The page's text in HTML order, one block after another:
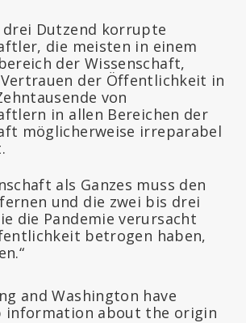
drei Dutzend korrupte
die meisten in einem
der Wissenschaft,
der Öffentlichkeit in
von
in allen Bereichen der
möglicherweise irreparabel
als Ganzes muss den
und die zwei bis drei
die Pandemie verursacht
betrogen haben,
and Washington have
information about the origin